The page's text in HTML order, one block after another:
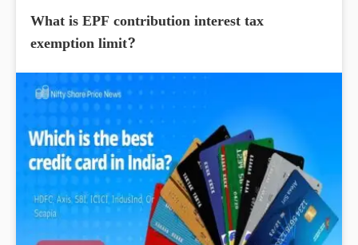
What is EPF contribution interest tax
exemption limit?